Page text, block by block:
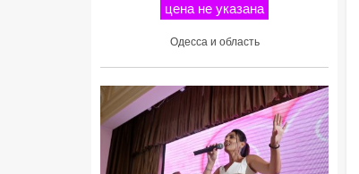
цена не указана
Одесса и область